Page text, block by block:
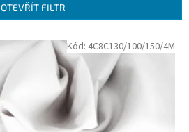
OTEVŘÍT FILTR
Kód: 4C8C130/100/150/4M